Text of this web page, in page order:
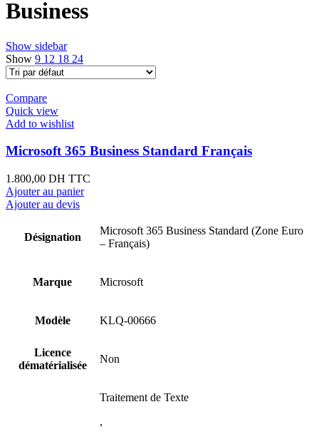
Business
Show sidebar
Show 9 12 18 24
Compare
Quick view
Add to wishlist
Microsoft 365 Business Standard Français
1.800,00 DH TTC
Ajouter au panier
Ajouter au devis
Désignation
Microsoft 365 Business Standard (Zone Euro
– Français)
Marque Microsoft
Modèle KLQ-00666
Licence
dématérialisée
Non
Traitement de Texte
,